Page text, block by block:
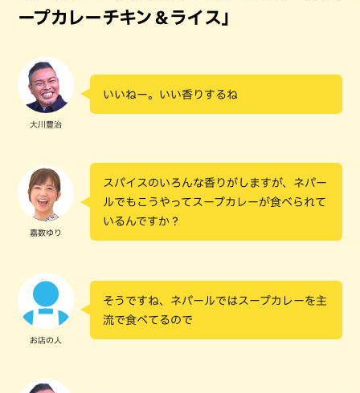
ープカレーチキン＆ライス」
大川豊治
いいねー。いい香りするね
嘉数ゆり
スパイスのいろんな香りがしますが、ネパー
ルでもこうやってスープカレーが食べられて
いるんですか？
お店の人
そうですね、ネパールではスープカレーを主
流で食べてるので